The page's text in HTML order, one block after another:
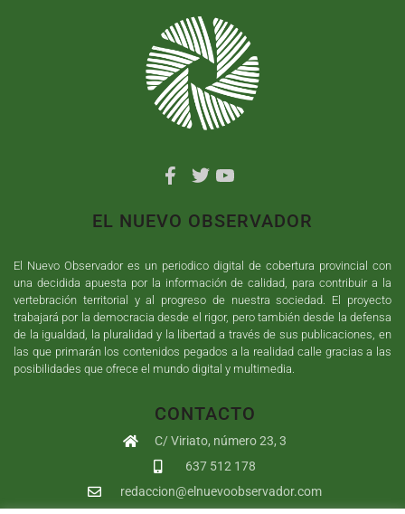
EL NUEVO OBSERVADOR
El Nuevo Observador es un periodico digital de cobertura provincial con
una decidida apuesta por la información de calidad, para contribuir a la
vertebración territorial y al progreso de nuestra sociedad. El proyecto
trabajará por la democracia desde el rigor, pero también desde la defensa
de la igualdad, la pluralidad y la libertad a través de sus publicaciones, en
las que primarán los contenidos pegados a la realidad calle gracias a las
posibilidades que ofrece el mundo digital y multimedia.
CONTACTO
C/ Viriato, número 23, 3
637 512 178
redaccion@elnuevoobservador.com